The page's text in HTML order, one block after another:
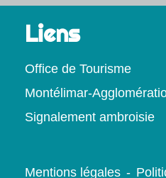
Liens
Office de Tourisme
Montélimar-
Signalement ambroisie
Mentions légales -